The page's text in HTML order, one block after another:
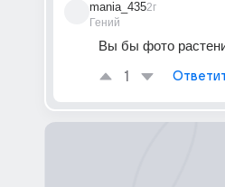
mania_435
Гений
2г
Вы бы фото
1